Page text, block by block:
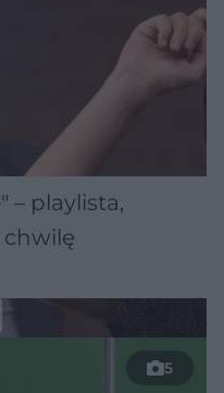
– playlista,
chwilę
5